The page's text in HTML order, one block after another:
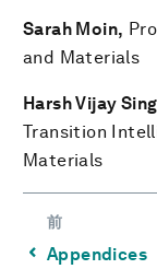
Sarah Moin,
and Materials
Harsh Vijay
Transition
Materials
前
⌃Appendices